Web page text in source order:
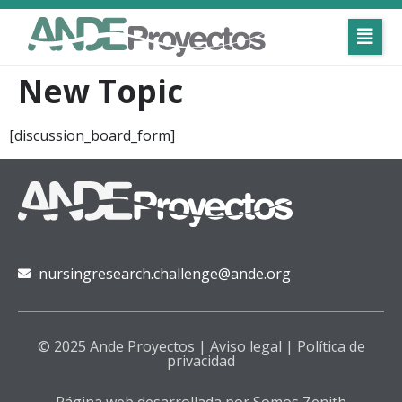
New Topic
[discussion_board_form]
nursingresearch.challenge@ande.org
© 2025 Ande Proyectos | Aviso legal | Política de
privacidad